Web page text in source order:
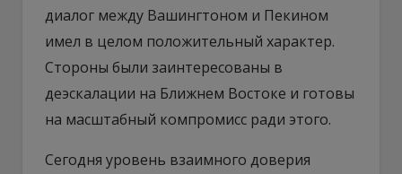
диалог между Вашингтоном и Пекином
имел в целом положительный характер.
Стороны были заинтересованы в
деэскалации на Ближнем Востоке и готовы
на масштабный компромисс ради этого.
Сегодня уровень взаимного доверия